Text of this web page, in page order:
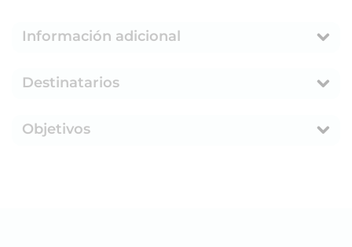
Información adicional
Destinatarios
Objetivos